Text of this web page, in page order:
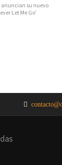
anuncian su nuevo
Let Me Go'